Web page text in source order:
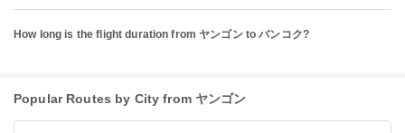
How long is the flight duration from ヤンゴン to バンコク?
Popular Routes by City from ヤンゴン